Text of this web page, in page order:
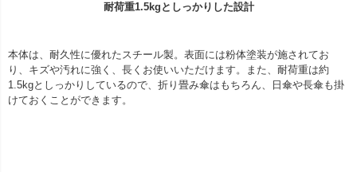
耐荷重1.5kgとしっかりした設計
本体は、耐久性に優れたスチール製。表面には粉体塗装が施されてお
り、キズや汚れに強く、長くお使いいただけます。また、耐荷重は約
1.5kgとしっかりしているので、折り畳み傘はもちろん、日傘や長傘も掛
けておくことができます。